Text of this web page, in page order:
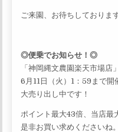
ご来園、お待ちしておりま
◎便乗でお知らせ！◎
「神岡縄文農園楽天市場店
6月11日（火）1：59まで
大売り出し中です！
ポイント最大43倍、当店最
是非お買い求めくださいね。